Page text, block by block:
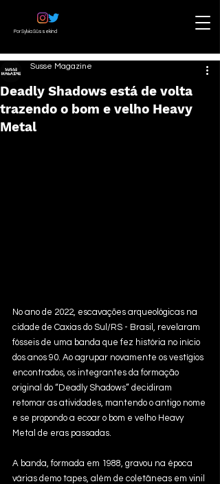
Por Sylvia Süssekind
Deadly Shadows está de volta
trazendo o bom e velho Heavy
Metal
Susse Magazine
No ano de 2022, escavações arqueológicas na
cidade de Caxias do Sul/RS - Brasil, revelaram
fósseis de uma banda que fez história no início
dos anos 90. Ao agrupar novamente os vestígios
encontrados, os integrantes da formação
original do “Deadly Shadows” decidiram
retomar as atividades, mantendo o antigo nome
e se propondo a ecoar o bom e velho Heavy
Metal de eras passadas.
A banda, formada em 1988, gravou na época
várias demo tapes, além de coletâneas em vinil